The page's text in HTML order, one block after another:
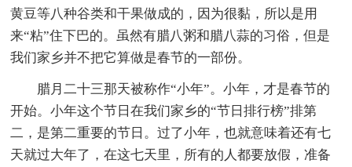
黄豆等八种谷类和干果做成的，因为很黏，所以是用
来“粘”住下巴的。虽然有腊八粥和腊八蒜的习俗，但是
我们家乡并不把它算做是春节的一部份。
腊月二十三那天被称作“小年”。小年，才是春节的
开始。小年这个节日在我们家乡的“节日排行榜”排第
二，是第二重要的节日。过了小年，也就意味着还有七
天就过大年了，在这七天里，所有的人都要放假，准备